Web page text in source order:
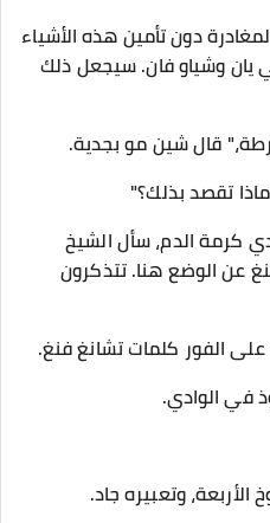
دون تأمين هذه الأشياء
وشياو فان. سيجعل ذلك
قال شين مو بجدية.
تقصد بذلك؟"
كرمة الدم، سأل الشيخ
عن الوضع هنا. تتذكرون
على الفور كلمات تشانغ فنغ.
في الوادي.
وتعبيره جاد.